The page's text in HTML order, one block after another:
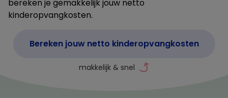
bereken je gemakkelijk jouw netto
kinderopvangkosten.
Bereken jouw netto kinderopvangkosten